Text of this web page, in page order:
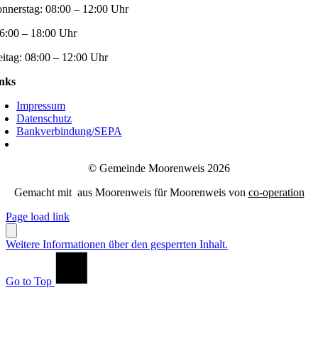
08:00 – 12:00 Uhr
– 18:00 Uhr
08:00 – 12:00 Uhr
Impressum
Datenschutz
Bankverbindung/SEPA
© Gemeinde Moorenweis 2026
Gemacht mit aus Moorenweis für Moorenweis von co-operation
Page load link
Weitere Informationen über den gesperrten Inhalt.
Go to Top